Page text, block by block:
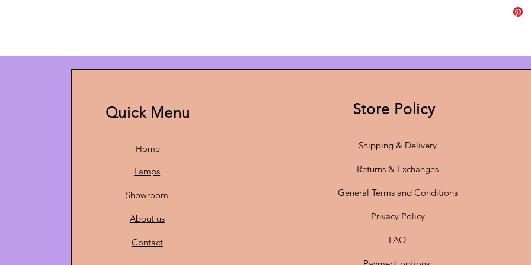
•
•
•
boven
De
Quick Menu
Home
Lamps
Showroom
About us
Contact
Store Policy
Shipping & Delivery
Returns & Exchanges
General Terms and Conditions
Privacy Policy
FAQ